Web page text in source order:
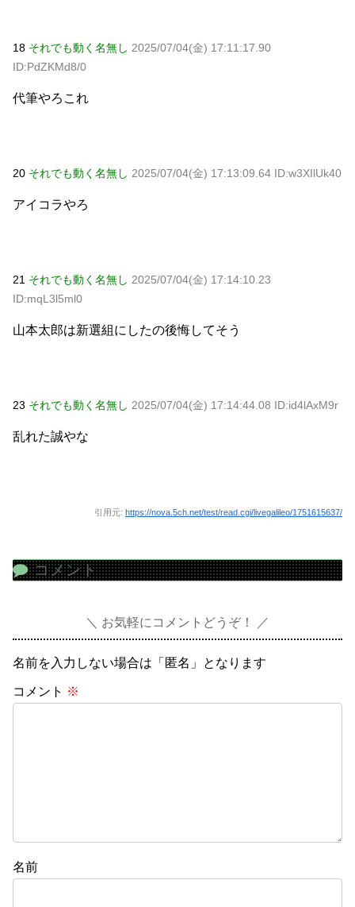
18 それでも動く名無し 2025/07/04(金) 17:11:17.90
ID:PdZKMd8/0
代筆やろこれ
20 それでも動く名無し 2025/07/04(金) 17:13:09.64 ID:w3XIlUk40
アイコラやろ
21 それでも動く名無し 2025/07/04(金) 17:14:10.23
ID:mqL3l5ml0
山本太郎は新選組にしたの後悔してそう
23 それでも動く名無し 2025/07/04(金) 17:14:44.08 ID:id4lAxM9r
乱れた誠やな
引用元: https://nova.5ch.net/test/read.cgi/livegalileo/1751615637/
コメント
お気軽にコメントどうぞ！
名前を入力しない場合は「匿名」となります
コメント ※
名前